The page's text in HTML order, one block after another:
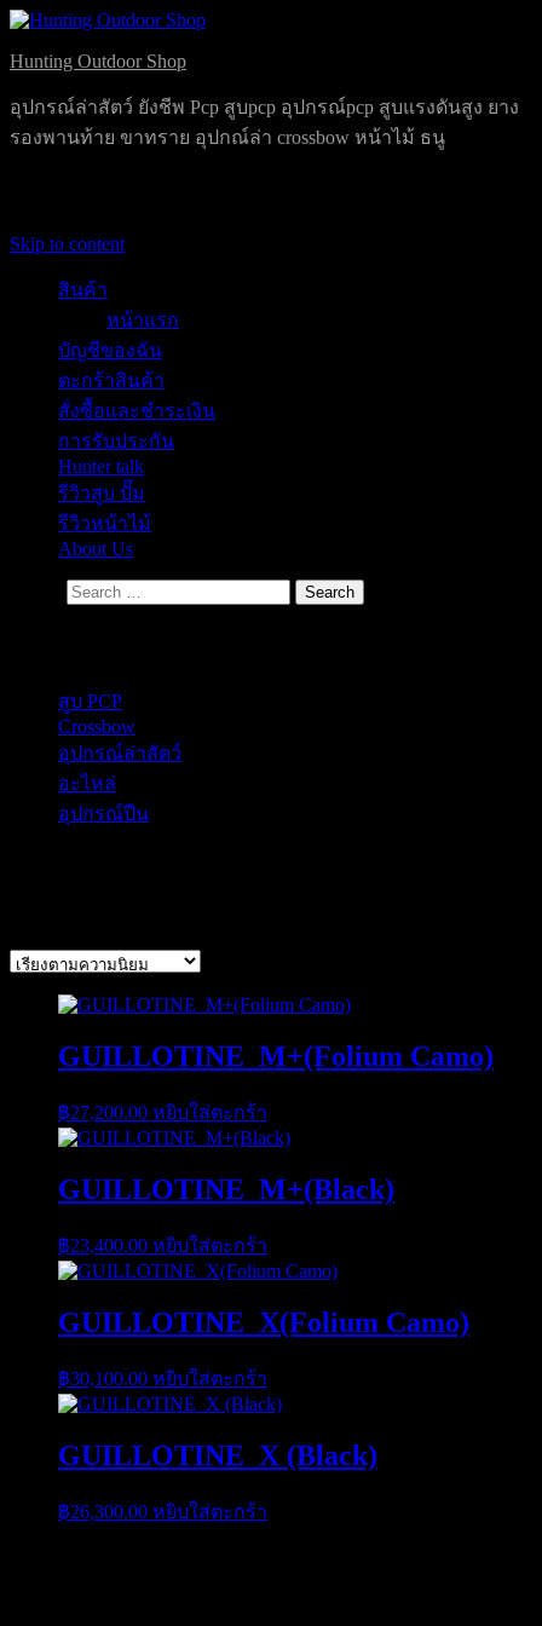
Hunting Outdoor Shop
อุปกรณ์ล่าสัตว์ ยังชีพ Pcp สูบpcp อุปกรณ์pcp สูบแรงดันสูง ยาง
รองพานท้าย ขาทราย อุปกณ์ล่า crossbow หน้าไม้ ธนู
Skip to content
สินค้า
หน้าแรก
บัญชีของฉัน
ตะกร้าสินค้า
สั่งซื้อและชำระเงิน
การรับประกัน
Hunter talk
รีวิวสูบ ปั๊ม
รีวิวหน้าไม้
About Us
สูบ PCP
Crossbow
อุปกรณ์ล่าสัตว์
อะไหล่
อุปกรณ์ปืน
popularity
GUILLOTINE_M+(Folium Camo)
฿27,200.00 หยิบใส่ตะกร้า
GUILLOTINE_M+(Black)
฿23,400.00 หยิบใส่ตะกร้า
GUILLOTINE_X(Folium Camo)
฿30,100.00 หยิบใส่ตะกร้า
GUILLOTINE_X (Black)
฿26,300.00 หยิบใส่ตะกร้า